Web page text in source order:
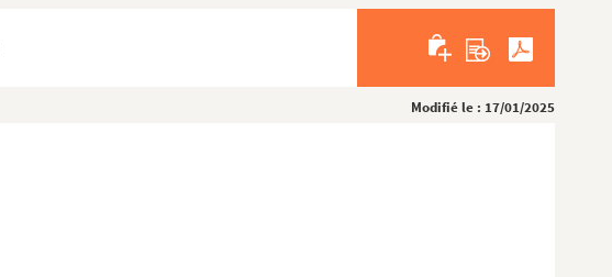
Modifié le : 17/01/2025